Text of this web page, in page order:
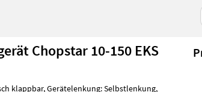
Chopstar 10-150 EKS
klappbar, Gerätelenkung: Selbstlenkung,